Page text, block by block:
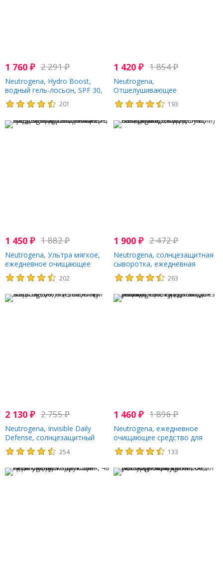
1 760 ₽ 2 291₽
Neutrogena, Hydro Boost,
водный гель-лосьон, SPF 30,
88 мл (3 жидк. Унции)
201
1 420₽ 1 854₽
Neutrogena,
Отшелушивающее
очищающее средство
'Гидробуст', 5 унц. (141 г)
193
1 450 ₽ 1 882₽
Neutrogena, Ультра мягкое,
ежедневное очищающее
средство с провитамином B5,
без отдушек, 473 мл (16 жидк.
202
1 900₽ 2 472₽
Neutrogena, солнцезащитная
сыворотка, ежедневная
невидимая защита, SPF 60+,
50 мл (1,7 жидк. унции)
263
2 130 ₽ 2 755₽
Neutrogena, Invisible Daily
Defense, солнцезащитный
лосьон, SPF 60+, 88 мл (3
жидк. Унции)
254
1 460₽ 1 896₽
Neutrogena, ежедневное
очищающее средство для
ровной текстуры кожи, без
запаха, 186 мл (6,3 жидк.
133